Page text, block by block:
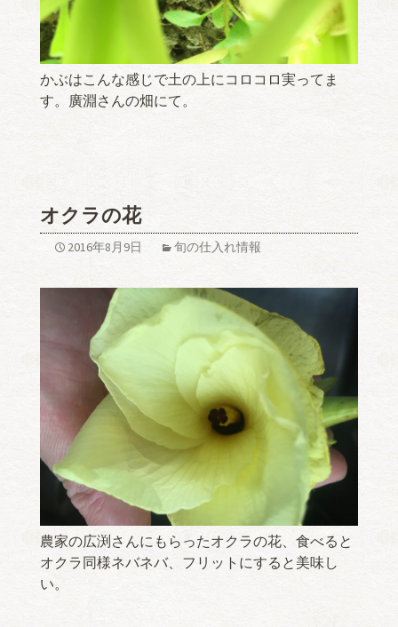
かぶはこんな感じで土の上にコロコロ実ってま
す。廣淵さんの畑にて。
オクラの花
2016年8月9日 旬の仕入れ情報
農家の広渕さんにもらったオクラの花、食べると
オクラ同様ネバネバ、フリットにすると美味し
い。